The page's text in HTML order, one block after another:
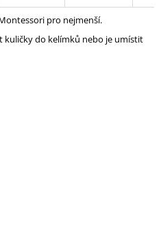
pro nejmenší.
kuličky do kelímků nebo je umístit